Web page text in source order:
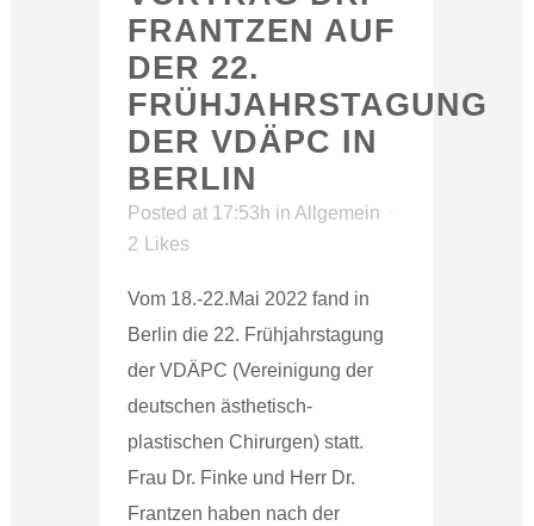
FRANTZEN AUF
DER 22.
FRÜHJAHRSTAGUNG
DER VDÄPC IN
BERLIN
Posted at 17:53h in Allgemein
2
Likes
Vom 18.-22.Mai 2022 fand in
Berlin die 22. Frühjahrstagung
der VDÄPC (Vereinigung der
deutschen ästhetisch-
plastischen Chirurgen) statt.
Frau Dr. Finke und Herr Dr.
Frantzen haben nach der